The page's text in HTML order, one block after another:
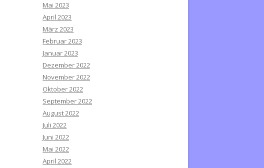
Mai 2023
April 2023
März 2023
Februar 2023
Januar 2023
Dezember 2022
November 2022
Oktober 2022
September 2022
August 2022
Juli 2022
Juni 2022
Mai 2022
April 2022